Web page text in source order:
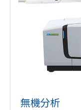
無機分析